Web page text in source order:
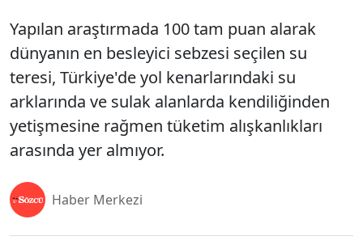
Yapılan araştırmada 100 tam puan alarak
dünyanın en besleyici sebzesi seçilen su
teresi, Türkiye'de yol kenarlarındaki su
arklarında ve sulak alanlarda kendiliğinden
yetişmesine rağmen tüketim alışkanlıkları
arasında yer almıyor.
Haber Merkezi